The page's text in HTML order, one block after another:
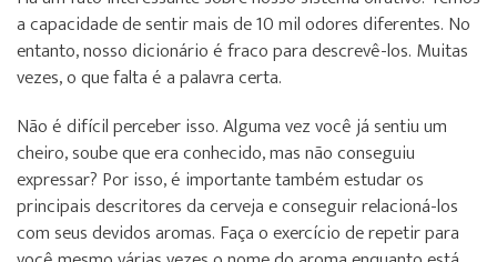
a capacidade de sentir mais de 10 mil odores diferentes. No
entanto, nosso dicionário é fraco para descrevê-los. Muitas
vezes, o que falta é a palavra certa.
Não é difícil perceber isso. Alguma vez você já sentiu um
cheiro, soube que era conhecido, mas não conseguiu
expressar? Por isso, é importante também estudar os
principais descritores da cerveja e conseguir relacioná-los
com seus devidos aromas. Faça o exercício de repetir para